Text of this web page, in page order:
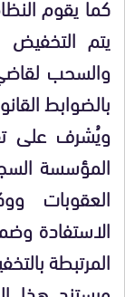
يتم
والسحب
بالضوابط
ويُشرف على
المؤسسة
العقوبات
الاستفادة
المرتبطة